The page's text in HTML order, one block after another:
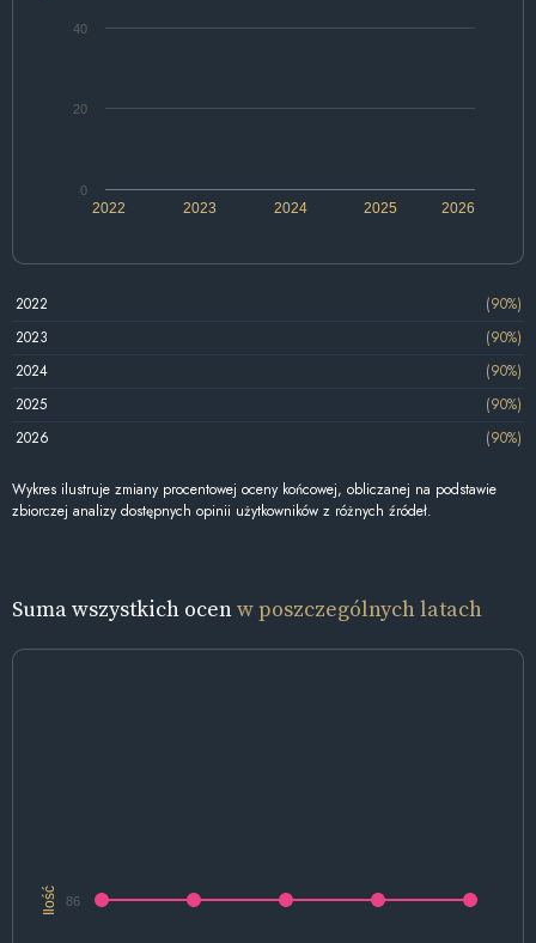
2022 2024 2026
2023 2025
0
20
40
2022
(90%)
2023
(90%)
2024
(90%)
2025
(90%)
2026
(90%)
Wykres ilustruje zmiany procentowej oceny końcowej, obliczanej na podstawie
zbiorczej analizy dostępnych opinii użytkowników z różnych źródeł.
Suma wszystkich ocenw poszczególnych latach
Ilość 86